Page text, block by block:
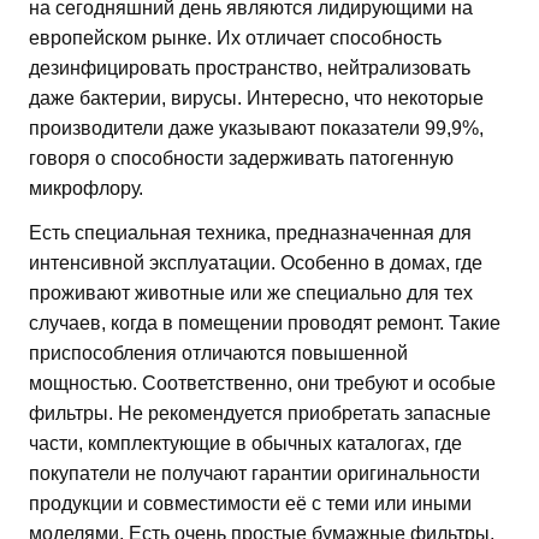
на сегодняшний день являются лидирующими на
европейском рынке. Их отличает способность
дезинфицировать пространство, нейтрализовать
даже бактерии, вирусы. Интересно, что некоторые
производители даже указывают показатели 99,9%,
говоря о способности задерживать патогенную
микрофлору.
Есть специальная техника, предназначенная для
интенсивной эксплуатации. Особенно в домах, где
проживают животные или же специально для тех
случаев, когда в помещении проводят ремонт. Такие
приспособления отличаются повышенной
мощностью. Соответственно, они требуют и особые
фильтры. Не рекомендуется приобретать запасные
части, комплектующие в обычных каталогах, где
покупатели не получают гарантии оригинальности
продукции и совместимости её с теми или иными
моделями. Есть очень простые бумажные фильтры,